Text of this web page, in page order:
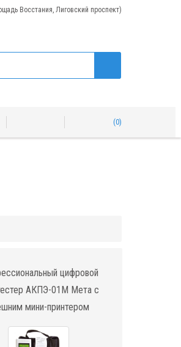
Восстания, Лиговский проспект)
0
цифровой
АКПЭ-01М Мета с
мини-принтером